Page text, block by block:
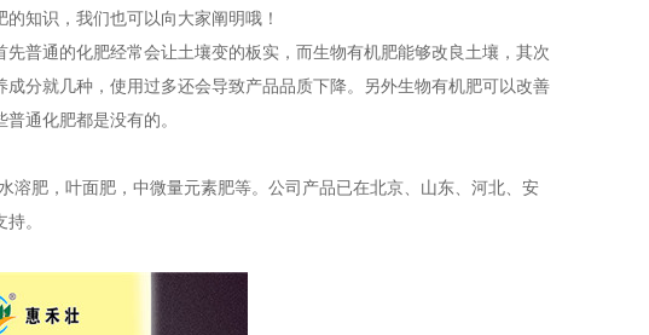
知识，我们也可以向大家阐明哦！
普通的化肥经常会让土壤变的板实，而生物有机肥能够改良土壤，其次
分就几种，使用过多还会导致产品品质下降。另外生物有机肥可以改善
通化肥都是没有的。
肥，叶面肥，中微量元素肥等。公司产品已在北京、山东、河北、安
。